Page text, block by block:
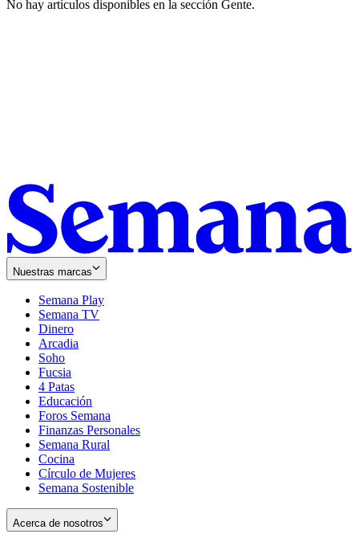
No hay artículos disponibles en la sección Gente.
Nuestras marcas
Semana Play
Semana TV
Dinero
Arcadia
Soho
in
new
window
Fucsia
in
new
window
4 Patas
Educación
Foros Semana
Finanzas Personales
Semana Rural
Cocina
Círculo de Mujeres
Semana Sostenible
Acerca de nosotros